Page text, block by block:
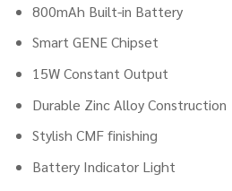
800mAh Built-in Battery
Smart GENE Chipset
15W Constant Output
Durable Zinc Alloy Construction
Stylish CMF finishing
Battery Indicator Light